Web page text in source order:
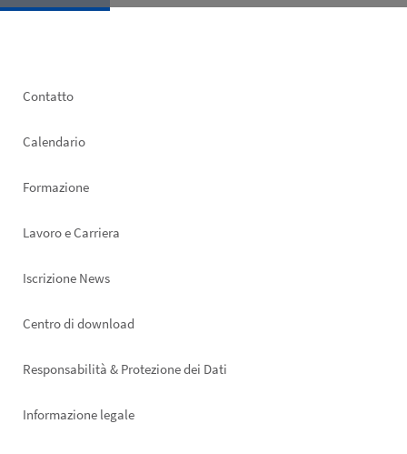
Footer
Contatto
Calendario
Formazione
Lavoro e Carriera
Iscrizione News
Footer
Centro di download
Responsabilità & Protezione dei Dati
Informazione legale